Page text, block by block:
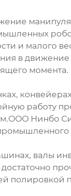
и малого
в
работу
Нинбо
валы
полировкой